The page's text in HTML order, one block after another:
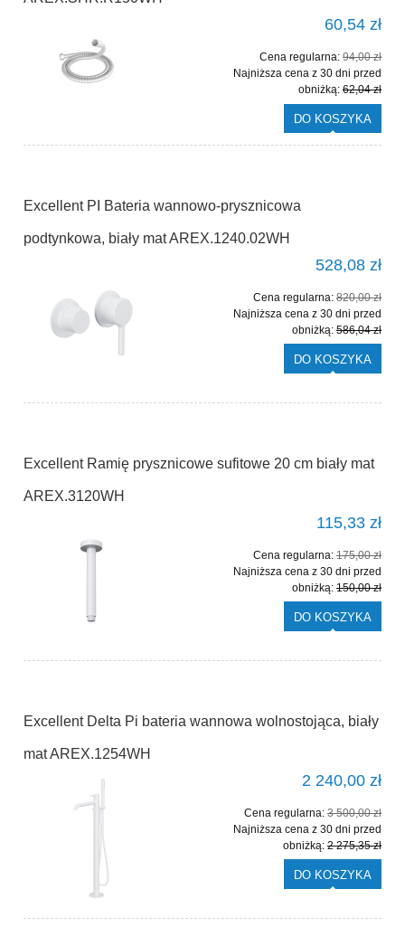
60,54 zł
Cena regularna: 94,00 zł
Najniższa cena z 30 dni przed
obniżką: 62,04 zł
DO KOSZYKA
Excellent PI Bateria wannowo-prysznicowa
podtynkowa, biały mat AREX.1240.02WH
528,08 zł
Cena regularna: 820,00 zł
Najniższa cena z 30 dni przed
obniżką: 586,04 zł
DO KOSZYKA
Excellent Ramię prysznicowe sufitowe 20 cm biały mat
AREX.3120WH
115,33 zł
Cena regularna: 175,00 zł
Najniższa cena z 30 dni przed
obniżką: 150,00 zł
DO KOSZYKA
Excellent Delta Pi bateria wannowa wolnostojąca, biały
mat AREX.1254WH
2 240,00 zł
Cena regularna: 3 500,00 zł
Najniższa cena z 30 dni przed
obniżką: 2 275,35 zł
DO KOSZYKA